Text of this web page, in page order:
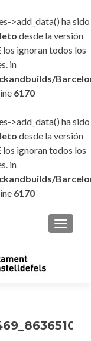
>add_data() ha sido
desde la versión
los ignoran todos los
in
6170
>add_data() ha sido
desde la versión
los ignoran todos los
in
6170